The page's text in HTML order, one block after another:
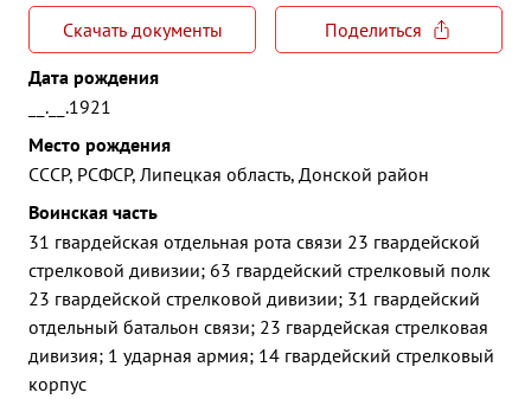
Скачать документы
Поделиться
Дата рождения
__.__.1921
Место рождения
СССР, РСФСР, Липецкая область, Донской район
Воинская часть
31 гвардейская отдельная рота связи 23 гвардейской
стрелковой дивизии; 63 гвардейский стрелковый полк
23 гвардейской стрелковой дивизии; 31 гвардейский
отдельный батальон связи; 23 гвардейская стрелковая
дивизия; 1 ударная армия; 14 гвардейский стрелковый
корпус